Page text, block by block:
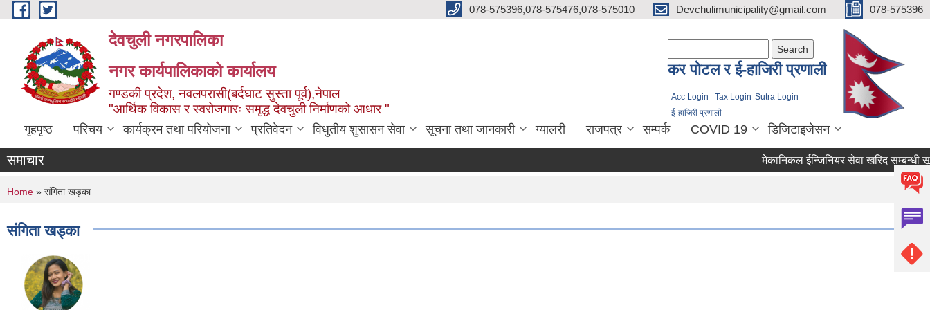
Skip to main content 078-575396,078-575476,078-575010 Devchulimunicipality@gmail.com 078-575396
देवचुली नगरपालिका
नगर कार्यपालिकाको कार्यालय
गण्डकी प्रदेश, नवलपरासी(बर्दघाट सुस्ता पूर्व),नेपाल
"आर्थिक विकास र स्वरोजगारः समृद्ध देवचुली निर्माणको आधार "
कर पाेटल र ई-हाजिरी प्रणाली
Acc Login Tax Login Sutra Login
ई-हाजिरी प्रणाली
गृहपृष्ठ परिचय कार्यक्रम तथा परियोजना प्रतिवेदन विधुतीय शुसासन सेवा सूचना तथा जानकारी ग्यालरी राजपत्र सम्पर्क COVID 19 डिजिटाइजेसन
समाचार मेकानिकल ईन्जिनियर सेवा खरिद सम्बन्धी
You are here
Home » संगिता खड्का
संगिता खड्का